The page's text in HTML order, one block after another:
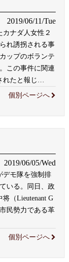
2019/06/11/Tue
ナダ人女性２
れ誘拐される事
ップのボランテ
この事件に関連
れたと報じ
個別ページへ
2019/06/05/Wed
デモ隊を強制排
いる。同日、政
（Lieutenant G
民勢力である革
個別ページへ